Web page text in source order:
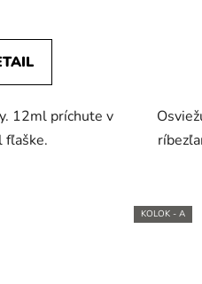
12ml príchute v
fľaške.
KOLOK - A